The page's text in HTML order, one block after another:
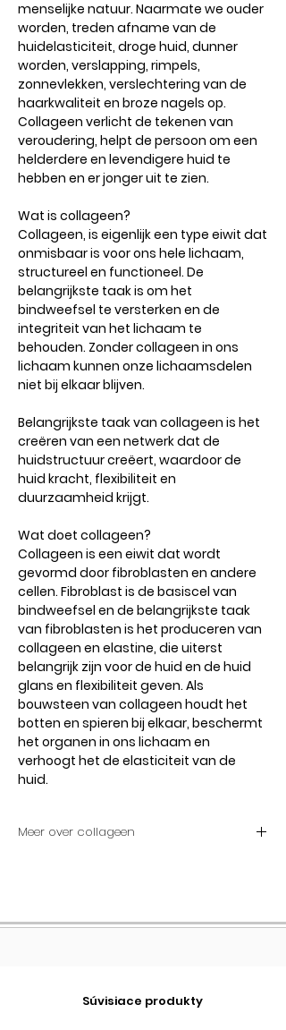
menselijke natuur. Naarmate we ouder
worden, treden afname van de
huidelasticiteit, droge huid, dunner
worden, verslapping, rimpels,
zonnevlekken, verslechtering van de
haarkwaliteit en broze nagels op.
Collageen verlicht de tekenen van
veroudering, helpt de persoon om een ​​
helderdere en levendigere huid te
hebben en er jonger uit te zien.
Wat is collageen?
Collageen, is eigenlijk een type eiwit dat
onmisbaar is voor ons hele lichaam,
structureel en functioneel. De
belangrijkste taak is om het
bindweefsel te versterken en de
integriteit van het lichaam te
behouden. Zonder collageen in ons
lichaam kunnen onze lichaamsdelen
niet bij elkaar blijven.
Belangrijkste taak van collageen is het
creëren van een netwerk dat de
huidstructuur creëert, waardoor de
huid kracht, flexibiliteit en
duurzaamheid krijgt.
Wat doet collageen?
Collageen is een eiwit dat wordt
gevormd door fibroblasten en andere
cellen. Fibroblast is de basiscel van
bindweefsel en de belangrijkste taak
van fibroblasten is het produceren van
collageen en elastine, die uiterst
belangrijk zijn voor de huid en de huid
glans en flexibiliteit geven. Als
bouwsteen van collageen houdt het
botten en spieren bij elkaar, beschermt
het organen in ons lichaam en
verhoogt het de elasticiteit van de
huid.
Meer over collageen
door bepaalde eetgewoonten aan te
menopauze is het verlies van
Súvisiace produkty